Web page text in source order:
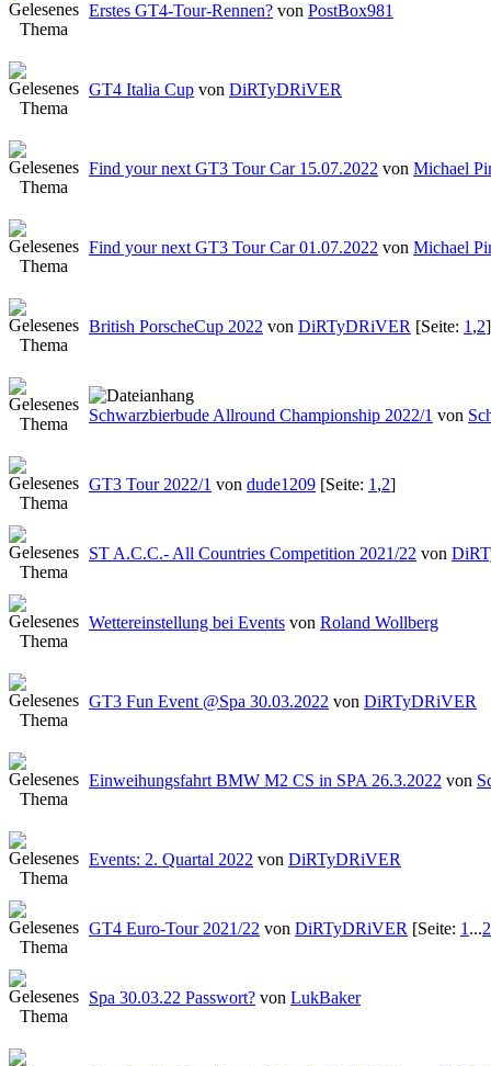
Erstes GT4-Tour-Rennen? von PostBox981
GT4 Italia Cup von DiRTyDRiVER
Find your next GT3 Tour Car 15.07.2022 von Michael
Find your next GT3 Tour Car 01.07.2022 von Michael
British PorscheCup 2022 von DiRTyDRiVER [Seite: 1 ,2]
Schwarzbierbude Allround Championship 2022/1 von
GT3 Tour 2022/1 von dude1209 [Seite: 1 ,2]
ST A.C.C.- All Countries Competition 2021/22 von
Wettereinstellung bei Events von Roland Wollberg
GT3 Fun Event @Spa 30.03.2022 von DiRTyDRiVER
Einweihungsfahrt BMW M2 CS in SPA 26.3.2022 von
Events: 2. Quartal 2022 von DiRTyDRiVER
GT4 Euro-Tour 2021/22 von DiRTyDRiVER [Seite: 1 ...2
Spa 30.03.22 Passwort? von LukBaker